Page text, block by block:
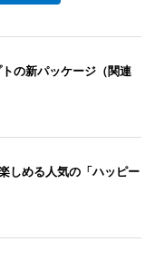
の新パッケージ（関連
しめる人気の「ハッピー